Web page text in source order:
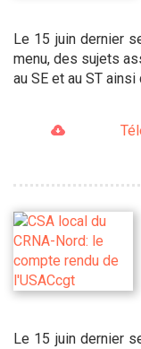
Le 15 juin dernier
menu, des sujets
au SE et au ST
Le 15 juin dernier